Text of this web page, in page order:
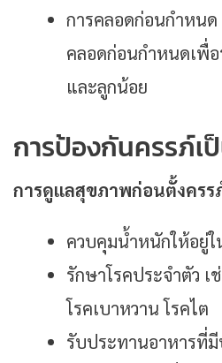
การคลอดก่อนกำหนด
คลอดก่อนกำหนดเพื่
และลูกน้อย
การป้องกันครรภ์เ
การดูแลสุขภาพก่อนตั้งครร
ควบคุมน้ำหนักให้อยู่
รักษาโรคประจำตัว เ
โรคเบาหวาน โรคไต
รับประทานอาหารที่